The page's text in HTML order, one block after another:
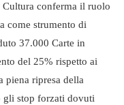
conferma il ruolo
come strumento di
37.000 Carte in
del 25% rispetto ai
piena ripresa della
gli stop forzati dovuti